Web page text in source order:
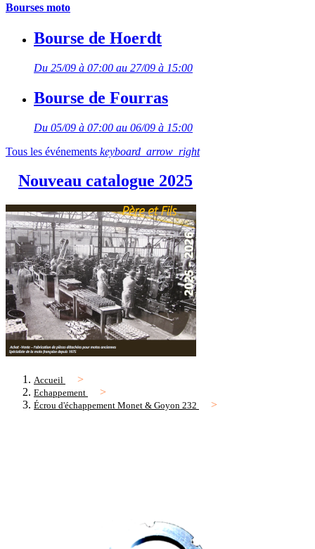
Bourses moto
Bourse de Hoerdt
Du 25/09 à 07:00 au 27/09 à 15:00
Bourse de Fourras
Du 05/09 à 07:00 au 06/09 à 15:00
Tous les événements keyboard_arrow_right
Nouveau catalogue 2025
Accueil
Echappement
Écrou d'échappement Monet & Goyon 232